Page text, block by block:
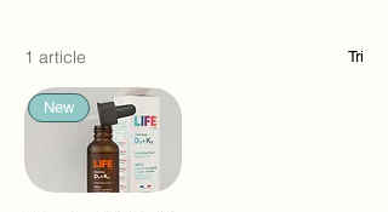
1 article Tri
New